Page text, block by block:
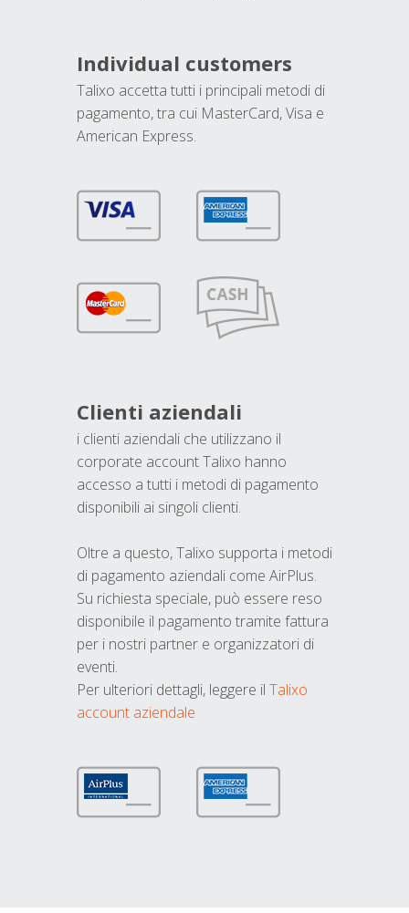
Individual customers
Talixo accetta tutti i principali metodi di
pagamento, tra cui MasterCard, Visa e
American Express.
Clienti aziendali
i clienti aziendali che utilizzano il
corporate account Talixo hanno
accesso a tutti i metodi di pagamento
disponibili ai singoli clienti.
Oltre a questo, Talixo supporta i metodi
di pagamento aziendali come AirPlus.
Su richiesta speciale, può essere reso
disponibile il pagamento tramite fattura
per i nostri partner e organizzatori di
eventi.
Per ulteriori dettagli, leggere il Talixo
account aziendale